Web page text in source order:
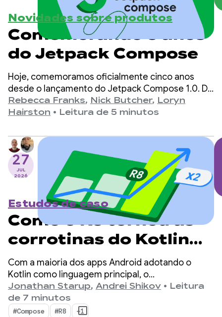
Novidades sobre produtos
Comemorando 5 anos
do Jetpack Compose
Hoje, comemoramos oficialmente cinco anos
desde o lançamento do Jetpack Compose 1.0. Da
versão 1.0, anunciada em 28 de julho de 2021, até
o lançamento mais recente, a versão 1.11, as APIs
aproveitando o momento para comemorar.
Rebecca Franks, Nick Butcher, Loryn
Hairston • Leitura de 5 minutos
27
JUL
2026
Estudos de caso
Como o R8 tornou as
corrotinas do Kotlin
no Android duas vezes
mais rápidas
Com a maioria dos apps Android adotando o
Kotlin como linguagem principal, o
kotlinx.coroutines se tornou um padrão de fato
para programação assíncrona. A biblioteca
oferece uma maneira bem projetada e
Jonathan Starup, Andrei Shikov • Leitura
de 7 minutos
#Compose #R8 +1